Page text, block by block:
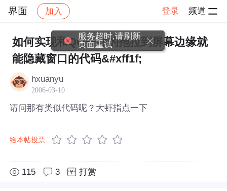
界面 加入 登录 频道
社区 界面 帖子详情
如何实现和QQ一样的拖拉到屏幕边缘就
能隐藏窗口的代码&#xff1f;
hxuanyu
2006-03-10
请问那有类似代码呢？大虾指点一下
给本帖投票
115 3 打赏
服务超时,请刷新
页面重试